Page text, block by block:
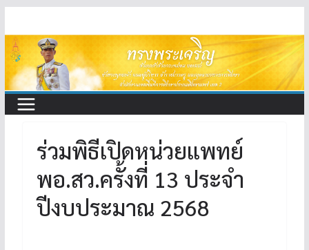
to
content
ร่วมพิธีเปิดหน่วยแพทย์
พอ.สว.ครั้งที่ 13 ประจำ
ปีงบประมาณ 2568